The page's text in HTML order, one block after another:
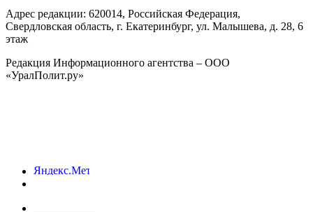
Адрес редакции: 620014, Российская Федерация,
Свердловская область, г. Екатеринбург, ул. Малышева, д. 28, 6
этаж
Редакция Информационного агентства – ООО
«УралПолит.ру»